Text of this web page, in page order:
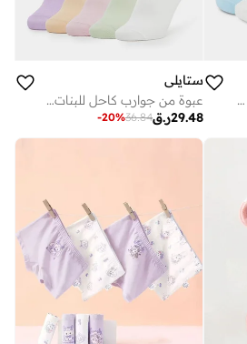
طقم جوارب للكاحل مضلعة من 5 قطع للبنات
ستايلي
عبوة من جوارب كاحل للبنات بفيونكة
ر.ق29.48
36.84
-20%